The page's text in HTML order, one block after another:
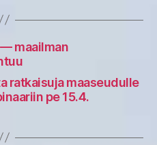
maailman
ratkaisuja maaseudulle
pe 15.4.